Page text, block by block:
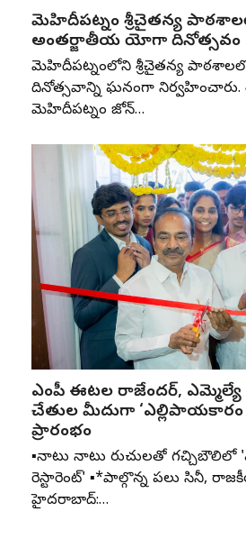
మెహిదీపట్నం శ్రీచైతన్య
అంతర్జాతీయ యోగా దినోత్సవం
మెహిదీపట్నంలోని శ్రీచైతన్య
దినోత్సవాన్ని ఘనంగా నిర్వహించారు.
మెహిదీపట్నం జోన్‌…
ఎంపీ ఈటల రాజేందర్,
చేతుల మీదుగా ‘ఎల్లిపాయకారం
ప్రారంభం
▪️నాటు నాటు రుచులతో గచ్చిబౌలిలో
రెస్టారెంట్' ▪️*పాల్గొన్న పలు సినీ,
హైదరాబాద్:…